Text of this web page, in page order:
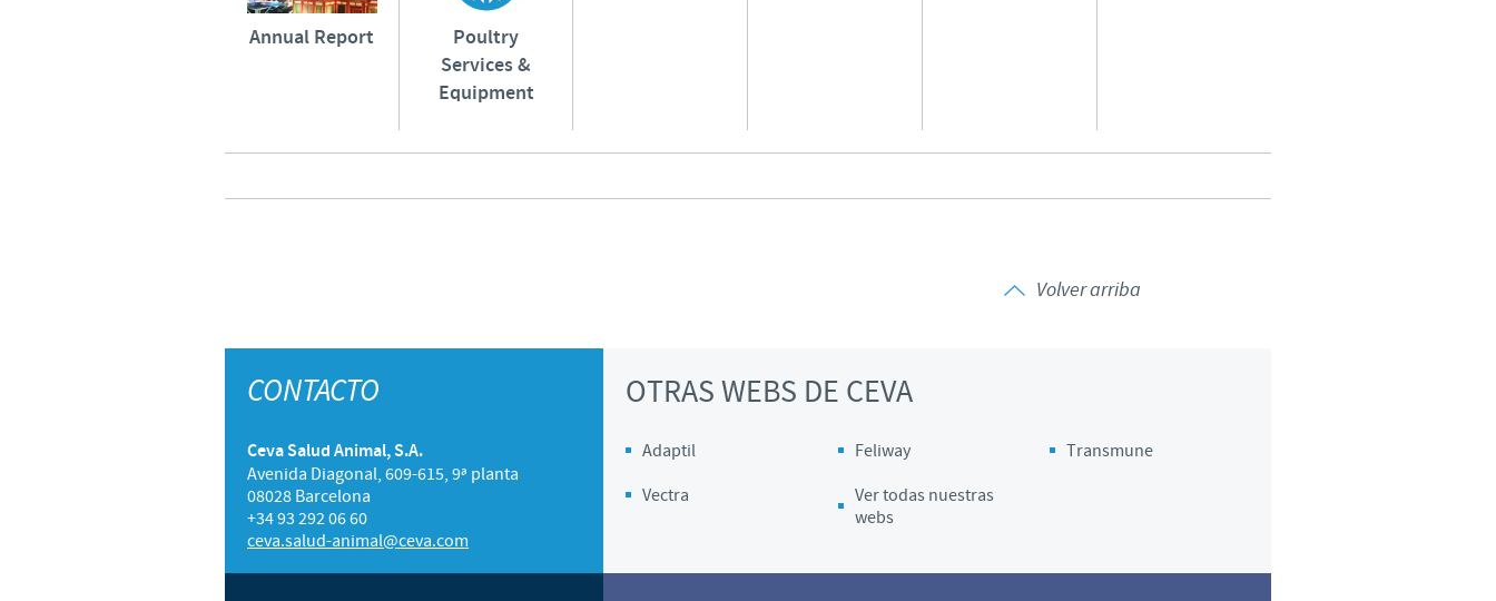
Annual Report
Poultry
Services &
Equipment
Volver arriba
CONTACTO
Ceva Salud Animal, S.A.
Avenida Diagonal, 609-615, 9ª planta
08028 Barcelona
+34 93 292 06 60
ceva.salud-animal@ceva.com
OTRAS WEBS DE CEVA
Adaptil Feliway
Transmune
Vectra
Ver todas nuestras
webs